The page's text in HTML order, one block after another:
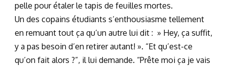
pelle pour étaler le tapis de feuilles mortes.
Un des copains étudiants s’enthousiasme tellement
en remuant tout ça qu’un autre lui dit : » Hey, ça suffit,
y a pas besoin d’en retirer autant! ». “Et qu’est-ce
qu’on fait alors ?”, il lui demande. “Prête moi ça je vais